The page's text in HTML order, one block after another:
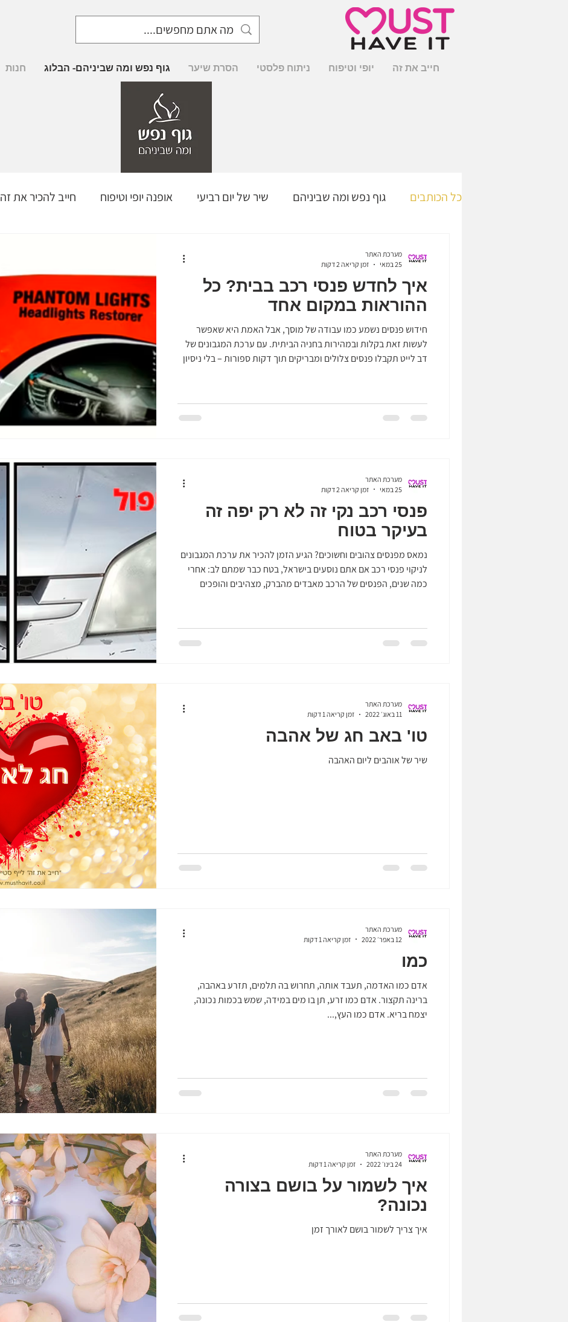
חייב את זה יופי וטיפוח ניתוח פלסטי הסרת שיער גוף נפש ומה שביניהם- הבלוג חנות
כל הכותבים גוף נפש ומה שביניהם שיר של יום רביעי אופנה יופי וטיפוח חייב להכיר את זה
איך לחדש פנסי רכב בבית? כל
ההוראות במקום אחד
חידוש פנסים נשמע כמו עבודה של מוסך, אבל האמת היא שאפשר
לעשות זאת בקלות ובמהירות בחניה הביתית. עם ערכת המגבונים של
דב לייט תקבלו פנסים צלולים ומבריקים תוך דקות ספורות – בלי ניסיון
שמתחילים – 3 דברים שחשוב לדעת הפנס צריך להיות קר – אל תבצעו
את הטיפול מיד לאחר נסיעה ממושכת. הערכה מיועדת לכתמים
מערכת האתר
25 במאי
זמן קריאה 2 דקות
פנסי רכב נקי זה לא רק יפה זה
בעיקר בטוח
נמאס מפנסים צהובים וחשוכים? הגיע הזמן להכיר את ערכת המגבונים
לניקוי פנסי רכב אם אתם נוסעים בישראל, בטח כבר שמתם לב: אחרי
כמה שנים, הפנסים של הרכב מאבדים מהברק, מצהיבים והופכים
שלכם בלילה ומסנוורת פחות? בדיוק ההפך – האור מתפזר ולא מגיע
לכביש כמו שצריך. והחלק הכי כואב? בלי פנסים תקינים, אתם עלולים
מערכת האתר
25 במאי
זמן קריאה 2 דקות
טו' באב חג של אהבה
שיר של אוהבים ליום האהבה
מערכת האתר
11 באוג׳ 2022
זמן קריאה 1 דקות
כמו
אדם כמו האדמה, תעבד אותה, תחרוש בה תלמים, תזרע באהבה,
ברינה תקצור. אדם כמו זרע, תן בו מים במידה, שמש בכמות נכונה,
יצמח בריא. אדם כמו העץ,...
מערכת האתר
12 באפר׳ 2022
זמן קריאה 1 דקות
איך לשמור על בושם בצורה
נכונה?
איך צריך לשמור בושם לאורך זמן
מערכת האתר
24 בינו׳ 2022
זמן קריאה 1 דקות